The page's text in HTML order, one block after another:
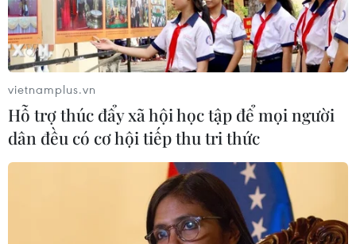
vietnamplus.vn
Hỗ trợ thúc đẩy xã hội học tập để mọi người
dân đều có cơ hội tiếp thu tri thức